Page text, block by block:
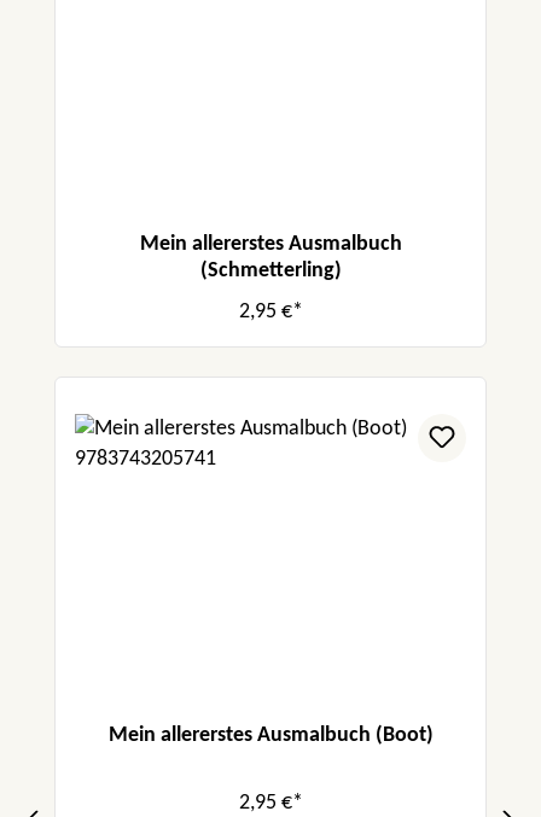
Mein allererstes Ausmalbuch
(Schmetterling)
2,95 €*
Mein allererstes Ausmalbuch (Boot)
2,95 €*